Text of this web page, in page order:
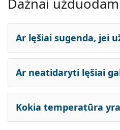
Dažnai
Ar lęšiai sugenda, jei
Ar neatidaryti lęšiai
Kokia temperatūra